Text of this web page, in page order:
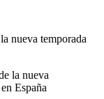
nueva temporada